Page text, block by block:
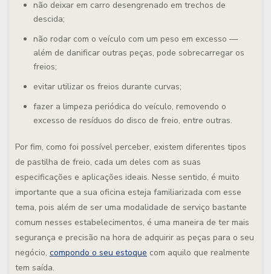
não deixar em carro desengrenado em trechos de
descida;
não rodar com o veículo com um peso em excesso —
além de danificar outras peças, pode sobrecarregar os
freios;
evitar utilizar os freios durante curvas;
fazer a limpeza periódica do veículo, removendo o
excesso de resíduos do disco de freio, entre outras.
Por fim, como foi possível perceber, existem diferentes tipos
de pastilha de freio, cada um deles com as suas
especificações e aplicações ideais. Nesse sentido, é muito
importante que a sua oficina esteja familiarizada com esse
tema, pois além de ser uma modalidade de serviço bastante
comum nesses estabelecimentos, é uma maneira de ter mais
segurança e precisão na hora de adquirir as peças para o seu
negócio, compondo o seu estoque com aquilo que realmente
tem saída.